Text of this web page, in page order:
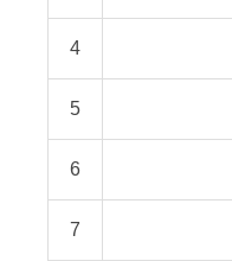
4
5
6
7